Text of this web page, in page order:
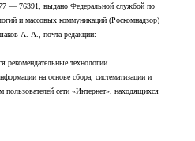
— 76391, выдано Федеральной службой по
и массовых коммуникаций (Роскомнадзор)
А. А., почта редакции:
рекомендательные технологии
на основе сбора, систематизации и
пользователей сети «Интернет», находящихся